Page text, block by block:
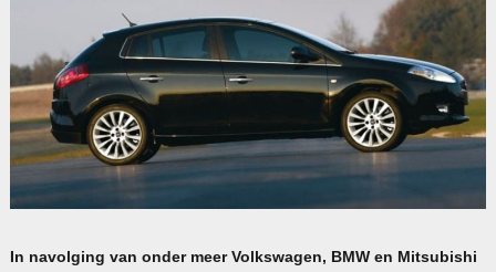
In navolging van onder meer Volkswagen, BMW en Mitsubishi